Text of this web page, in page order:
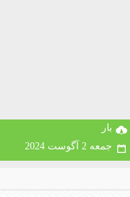
بار
جمعه 2 آگوست 2024